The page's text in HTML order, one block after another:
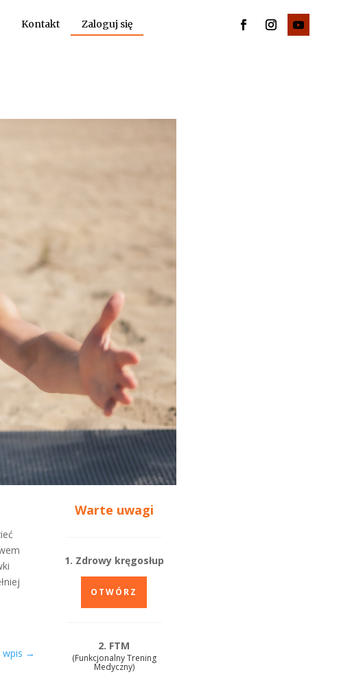
Kontakt Zaloguj się
wpis →
Warte uwagi
1. Zdrowy kręgosłup
OTWÓRZ
2. FTM
(Funkcjonalny Trening
Medyczny)